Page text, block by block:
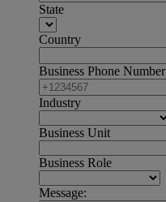
State
Country
Business Phone Number
Industry
Business Unit
Business Role
Message: